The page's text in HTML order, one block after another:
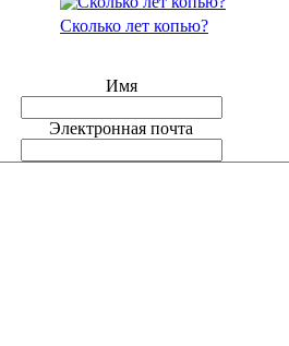
Сколько лет копью?
Имя
Электронная почта